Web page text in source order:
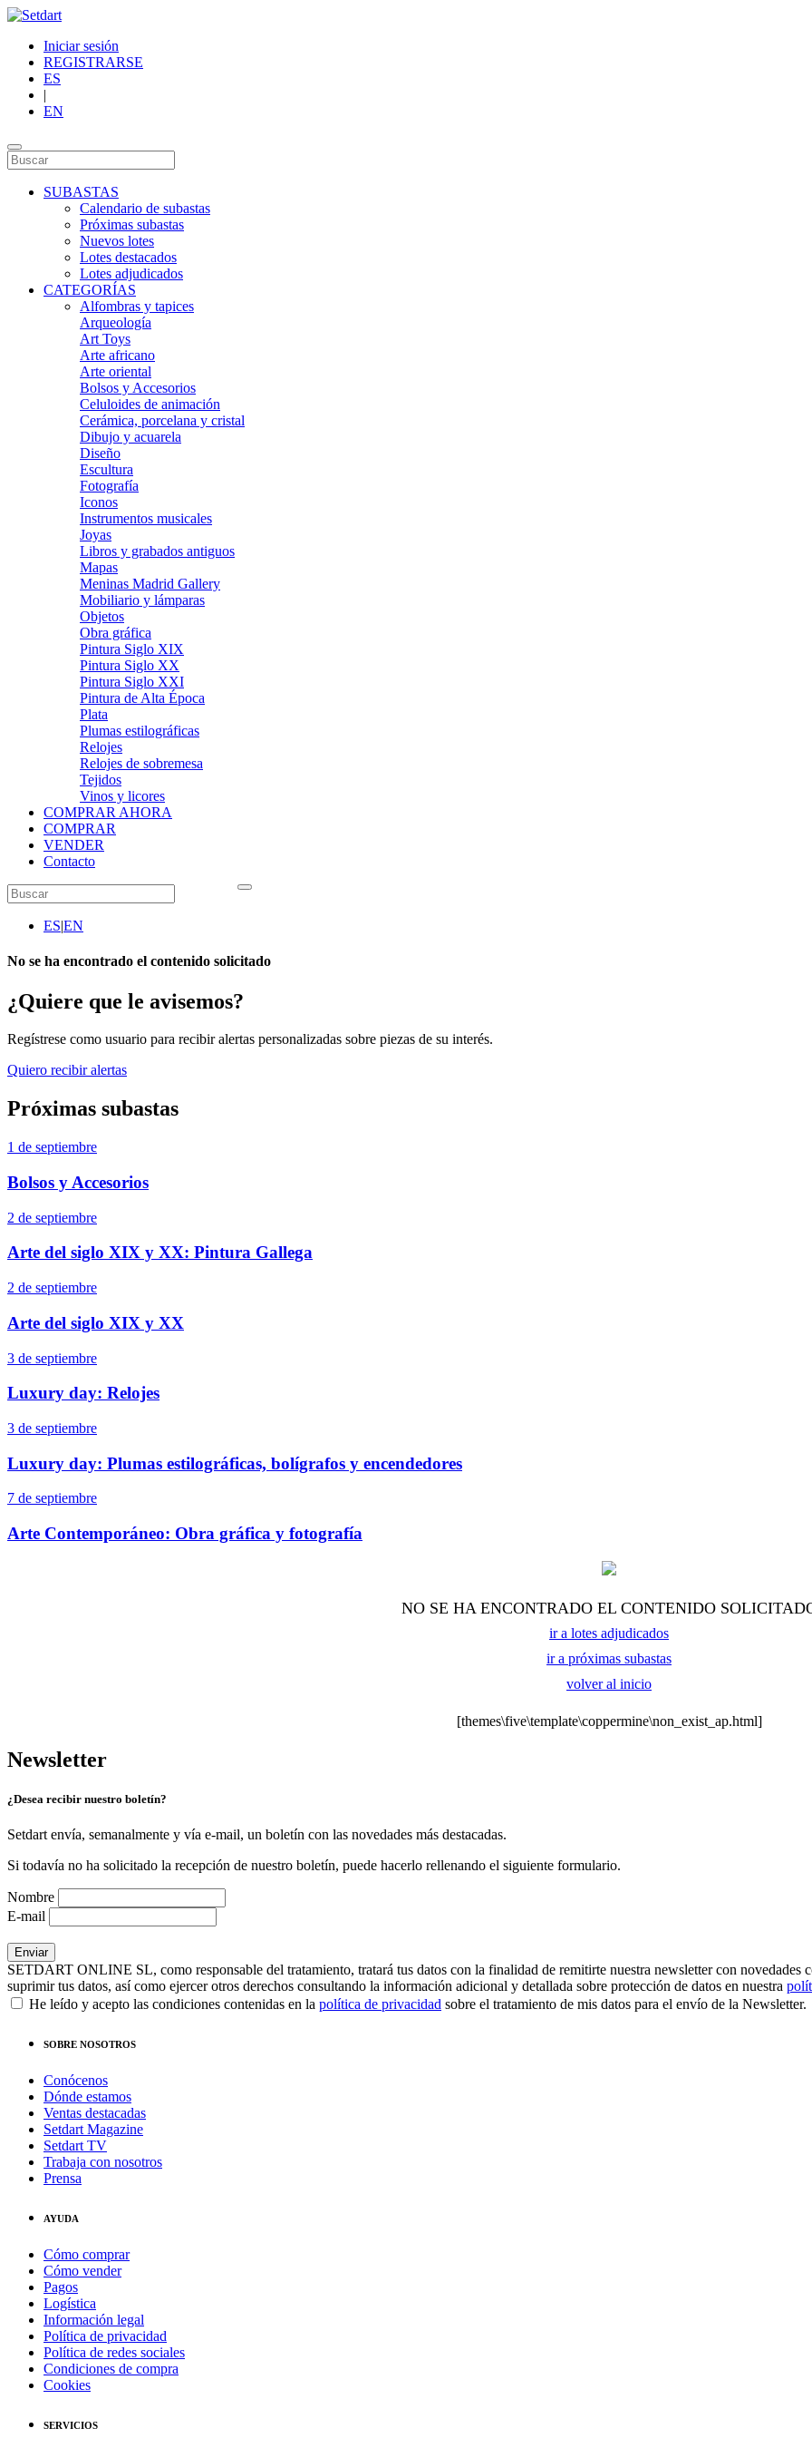
Iniciar sesión
REGISTRARSE
ES
|
EN
SUBASTAS
Calendario de subastas
Próximas subastas
Nuevos lotes
Lotes destacados
Lotes adjudicados
CATEGORÍAS
Alfombras y tapices
Arqueología
Art Toys
Arte africano
Arte oriental
Bolsos y Accesorios
Celuloides de animación
Cerámica, porcelana y cristal
Dibujo y acuarela
Diseño
Escultura
Fotografía
Iconos
Instrumentos musicales
Joyas
Libros y grabados antiguos
Mapas
Meninas Madrid Gallery
Mobiliario y lámparas
Objetos
Obra gráfica
Pintura Siglo XIX
Pintura Siglo XX
Pintura Siglo XXI
Pintura de Alta Época
Plata
Plumas estilográficas
Relojes
Relojes de sobremesa
Tejidos
Vinos y licores
COMPRAR AHORA
COMPRAR
VENDER
Contacto
ES|EN
No se ha encontrado el contenido solicitado
¿Quiere que le avisemos?
Regístrese como usuario para recibir alertas personalizadas sobre piezas de su interés.
Quiero recibir alertas
Próximas subastas
1 de septiembre
Bolsos y Accesorios
2 de septiembre
Arte del siglo XIX y XX: Pintura Gallega
2 de septiembre
Arte del siglo XIX y XX
3 de septiembre
Luxury day: Relojes
3 de septiembre
Luxury day: Plumas estilográficas, bolígrafos y encendedores
7 de septiembre
Arte Contemporáneo: Obra gráfica y fotografía
NO SE HA ENCONTRADO EL CONTENIDO
ir a lotes adjudicados
ir a próximas subastas
volver al inicio
[themes\five\template\coppermine\non_exist_ap.html]
Newsletter
¿Desea recibir nuestro boletín?
Setdart envía, semanalmente y vía e-mail, un boletín con las novedades más destacadas.
Si todavía no ha solicitado la recepción de nuestro boletín, puede hacerlo rellenando el siguiente formulario.
Nombre
E-mail
SETDART ONLINE SL, como responsable del tratamiento, tratará tus datos con la finalidad de remitirte nuestra newsletter con novedades
suprimir tus datos, así como ejercer otros derechos consultando la información adicional y detallada sobre protección de datos en nuestra
He leído y acepto las condiciones contenidas en la política de privacidad sobre el tratamiento de mis datos para el envío de la Newsletter.
SOBRE NOSOTROS
Conócenos
Dónde estamos
Ventas destacadas
Setdart Magazine
Setdart TV
Trabaja con nosotros
Prensa
AYUDA
Cómo comprar
Cómo vender
Pagos
Logística
Información legal
Política de privacidad
Política de redes sociales
Condiciones de compra
Cookies
SERVICIOS